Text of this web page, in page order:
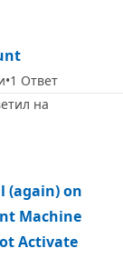
1 Ответ
на
(again) on
Machine
Activate